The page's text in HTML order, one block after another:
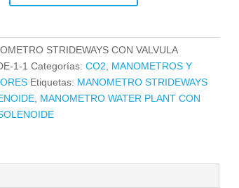
STRIDEWAYS CON VALVULA
1-1 Categorías:CO2
MANOMETROS Y
Etiquetas: MANOMETRO STRIDEWAYS
MANOMETRO WATER PLANT CON